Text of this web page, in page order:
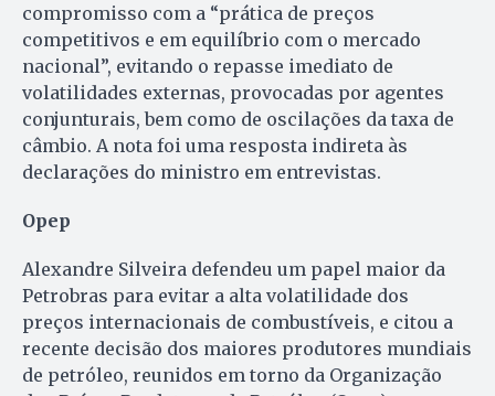
compromisso com a “prática de preços
competitivos e em equilíbrio com o mercado
nacional”, evitando o repasse imediato de
volatilidades externas, provocadas por agentes
conjunturais, bem como de oscilações da taxa de
câmbio. A nota foi uma resposta indireta às
declarações do ministro em entrevistas.
Opep
Alexandre Silveira defendeu um papel maior da
Petrobras para evitar a alta volatilidade dos
preços internacionais de combustíveis, e citou a
recente decisão dos maiores produtores mundiais
de petróleo, reunidos em torno da Organização